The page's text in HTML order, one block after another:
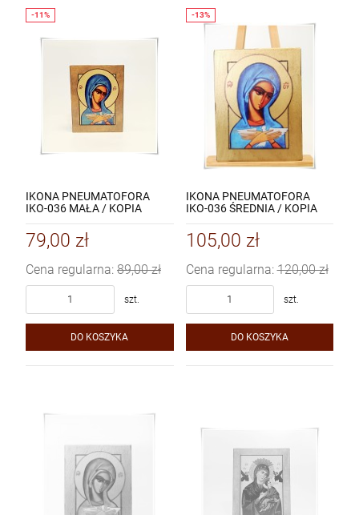
IKONA PNEUMATOFORA
IKO-036 MAŁA / KOPIA
79,00 zł
Cena regularna: 89,00 zł
szt.
DO KOSZYKA
IKONA PNEUMATOFORA
IKO-036 ŚREDNIA / KOPIA
105,00 zł
Cena regularna:120,00 zł
szt.
DO KOSZYKA